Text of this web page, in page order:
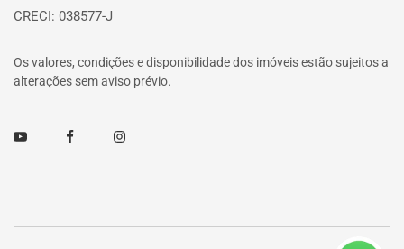
CRECI: 038577-J
Os valores, condições e disponibilidade dos imóveis estão sujeitos a
alterações sem aviso prévio.
Youtube FacebookInstagram